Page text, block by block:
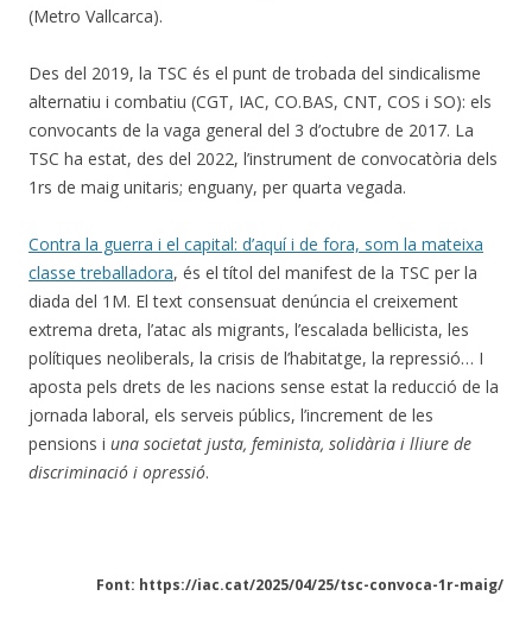
(Metro Vallcarca).
Des del 2019, la TSC és el punt de trobada del sindicalisme
alternatiu i combatiu (CGT, IAC, CO.BAS, CNT, COS i SO): els
convocants de la vaga general del 3 d’octubre de 2017. La
TSC ha estat, des del 2022, l’instrument de convocatòria dels
1rs de maig unitaris; enguany, per quarta vegada.
Contra la guerra i el capital: d’aquí i de fora, som la mateixa
classe treballadora, és el títol del manifest de la TSC per la
diada del 1M. El text consensuat denúncia el creixement
extrema dreta, l’atac als migrants, l’escalada bel·licista, les
polítiques neoliberals, la crisis de l’habitatge, la repressió… I
aposta pels drets de les nacions sense estat la reducció de la
jornada laboral, els serveis públics, l’increment de les
pensions i una societat justa, feminista, solidària i lliure de
discriminació i opressió.
Font: https://iac.cat/2025/04/25/tsc-convoca-1r-maig/